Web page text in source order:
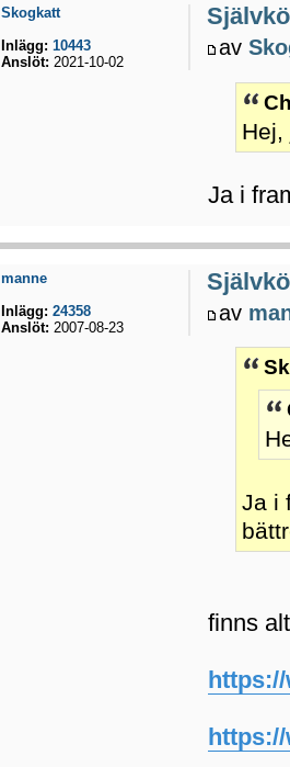
av
Hej,
Ja i
Skogkatt
Inlägg: 10443
Anslöt: 2021-10-02
av
Ja i
finns
manne
Inlägg: 24358
Anslöt: 2007-08-23